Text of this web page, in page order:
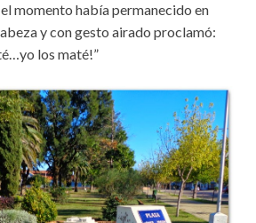
momento había permanecido en
y con gesto airado proclamó:
los maté!”